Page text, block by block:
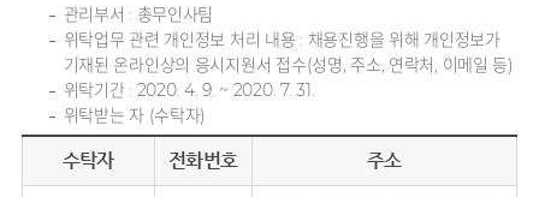
관리부서 : 총무인사팀
위탁업무 관련 개인정보 처리 내용 : 채용진행을 위해 개인정보가
기재된 온라인상의 응시지원서 접수(성명, 주소, 연락처, 이메일 등)
위탁기간 : 2020. 4. 9. ~ 2020. 7. 31.
위탁받는 자 (수탁자)
수탁자 전화번호 주소